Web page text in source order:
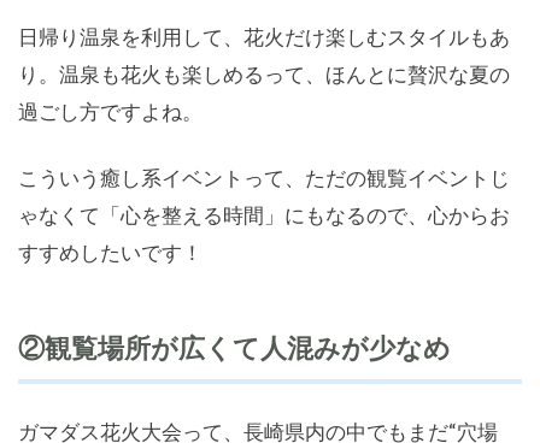
日帰り温泉を利用して、花火だけ楽しむスタイルもあ
り。温泉も花火も楽しめるって、ほんとに贅沢な夏の
過ごし方ですよね。
こういう癒し系イベントって、ただの観覧イベントじ
ゃなくて「心を整える時間」にもなるので、心からお
すすめしたいです！
②観覧場所が広くて人混みが少なめ
ガマダス花火大会って、長崎県内の中でもまだ“穴場